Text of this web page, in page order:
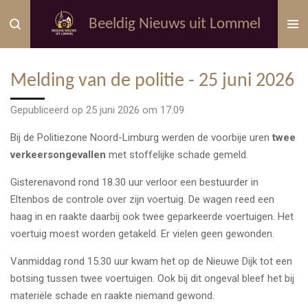
direct
naar
hoofdinhoud
Beeldig Nieuws uit Lommel
Melding van de politie - 25 juni 2026
Gepubliceerd op 25 juni 2026 om 17:09
Bij de Politiezone Noord-Limburg werden de voorbije uren twee
verkeersongevallen met stoffelijke schade gemeld.
Gisterenavond rond 18.30 uur verloor een bestuurder in
Eltenbos de controle over zijn voertuig. De wagen reed een
haag in en raakte daarbij ook twee geparkeerde voertuigen. Het
voertuig moest worden getakeld. Er vielen geen gewonden.
Vanmiddag rond 15.30 uur kwam het op de Nieuwe Dijk tot een
botsing tussen twee voertuigen. Ook bij dit ongeval bleef het bij
materiële schade en raakte niemand gewond.